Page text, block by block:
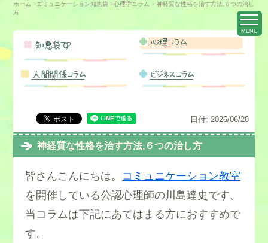
MENU
ホーム >コミュニケーション知恵袋 >心理学コラム > 神経質な性格を治す方法,６つの治し
方
知恵袋TOP 心理コラム
人間関係コラム ビジネスコラム
日付: 2026/06/28
神経質な性格を治す方法,６つの治し方
皆さんこんにちは。 コミュニケーション教室
を開催している公認心理師の川島達史です。
当コラムは下記にあてはまる方におすすめで
す。